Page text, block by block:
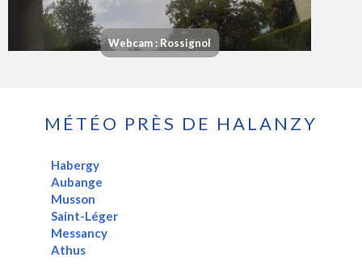
Webcam : Rossignol
MÉTÉO PRÈS DE HALANZY
Habergy
Aubange
Musson
Saint-Léger
Messancy
Athus